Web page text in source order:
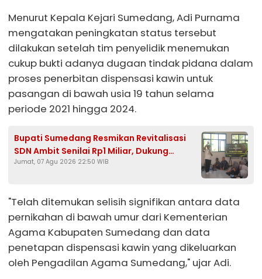
Menurut Kepala Kejari Sumedang, Adi Purnama
mengatakan peningkatan status tersebut
dilakukan setelah tim penyelidik menemukan
cukup bukti adanya dugaan tindak pidana dalam
proses penerbitan dispensasi kawin untuk
pasangan di bawah usia 19 tahun selama
periode 2021 hingga 2024.
Bupati Sumedang Resmikan Revitalisasi
SDN Ambit Senilai Rp1 Miliar, Dukung
Program Presiden Prabowo
Jumat, 07 Agu 2026 22:50 WIB
"Telah ditemukan selisih signifikan antara data
pernikahan di bawah umur dari Kementerian
Agama Kabupaten Sumedang dan data
penetapan dispensasi kawin yang dikeluarkan
oleh Pengadilan Agama Sumedang," ujar Adi.